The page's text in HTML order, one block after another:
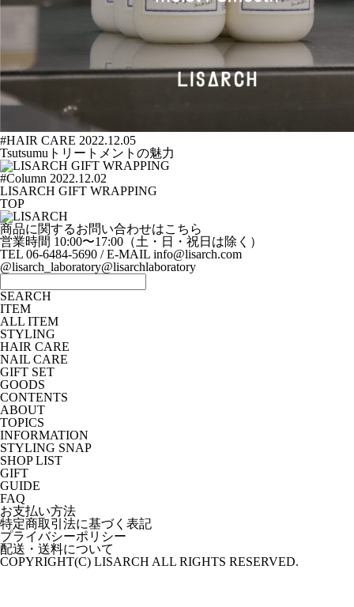
#HAIR CARE 2022.12.05
Tsutsumuトリートメントの魅力
#Column 2022.12.02
LISARCH GIFT WRAPPING
TOP
商品に関するお問い合わせはこちら
営業時間 10:00〜17:00（土・日・祝日は除く）
TEL 06-6484-5690 / E-MAIL info@lisarch.com
@lisarch_laboratory@lisarchlaboratory
SEARCH
ITEM
ALL ITEM
STYLING
HAIR CARE
NAIL CARE
GIFT SET
GOODS
CONTENTS
ABOUT
TOPICS
INFORMATION
STYLING SNAP
SHOP LIST
GIFT
GUIDE
FAQ
お支払い方法
特定商取引法に基づく表記
プライバシーポリシー
配送・送料について
COPYRIGHT(C) LISARCH ALL RIGHTS RESERVED.